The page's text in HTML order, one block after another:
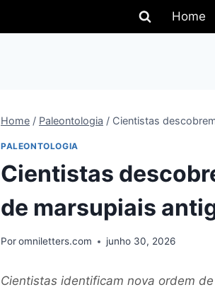
Home
Home / Paleontologia / Cientistas
PALEONTOLOGIA
Cientistas
de marsupiais
Poromniletters.com junho 30, 2026
Cientistas identificam nova ordem